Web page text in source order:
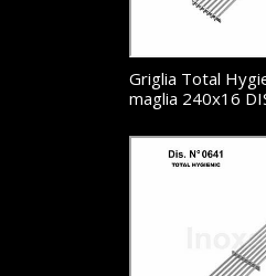
Griglia Total
maglia 240x16